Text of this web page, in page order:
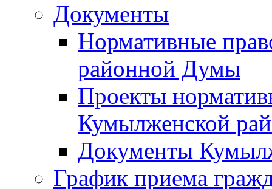
Документы
Нормативные
районной Думы
Проекты
Кумылженской
Документы
График приема